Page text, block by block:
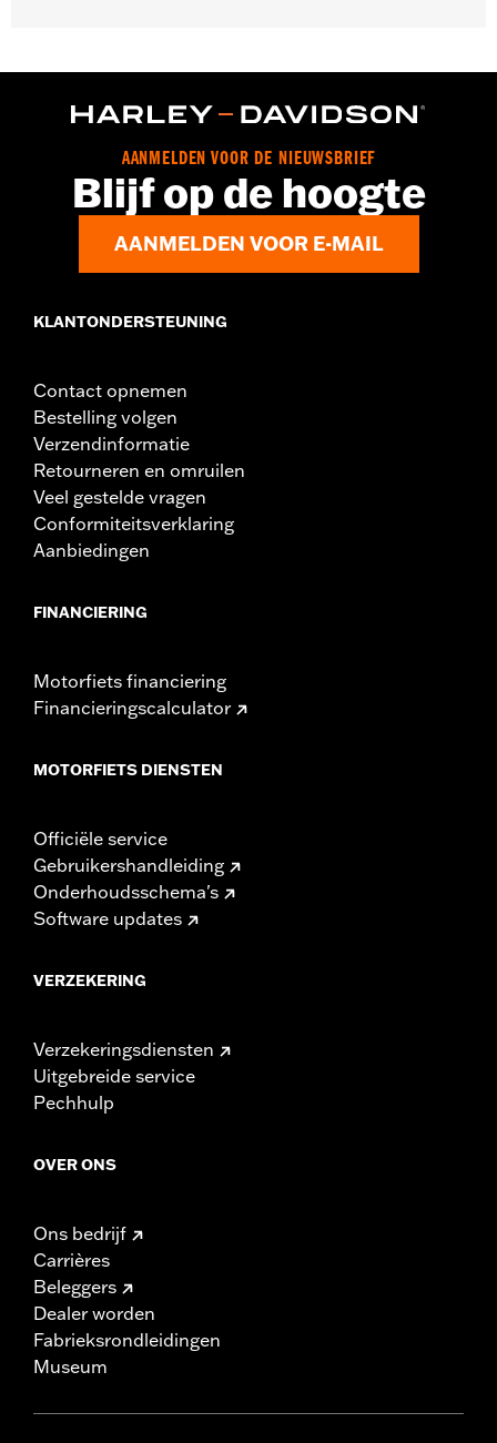
Installatie-instructies
Verchroomde inbusbouten
AANMELDEN VOOR DE NIEUWSBRIEF
Blijf op de hoogte
AANMELDEN VOOR E-MAIL
KLANTONDERSTEUNING
Contact opnemen
Bestelling volgen
Verzendinformatie
Retourneren en omruilen
Veel gestelde vragen
Conformiteitsverklaring
Aanbiedingen
FINANCIERING
Motorfiets financiering
Financieringscalculator
MOTORFIETS DIENSTEN
Officiële service
Gebruikershandleiding
Onderhoudsschema's
Software updates
VERZEKERING
Verzekeringsdiensten
Uitgebreide service
Pechhulp
OVER ONS
Ons bedrijf
Carrières
Beleggers
Dealer worden
Fabrieksrondleidingen
Museum